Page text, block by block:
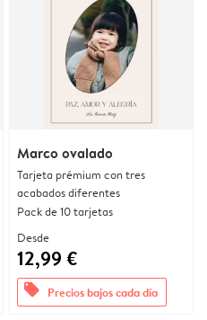
Marco ovalado
Tarjeta prémium con tres
acabados diferentes
Pack de 10 tarjetas
Desde
12,99 €
offers Precios bajos cada día